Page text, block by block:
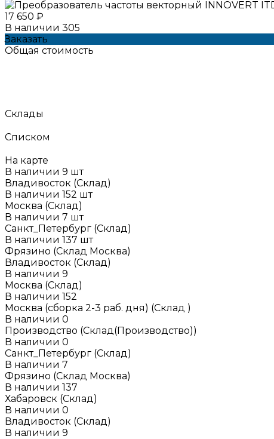
17 650 ₽
В наличии 305
Заказать
Общая стоимость
Склады
Списком
На карте
В наличии 9 шт
Владивосток (Склад)
В наличии 152 шт
Москва (Склад)
В наличии 7 шт
Санкт_Петербург (Склад)
В наличии 137 шт
Фрязино (Склад Москва)
Владивосток (Склад)
В наличии 9
Москва (Склад)
В наличии 152
Москва (сборка 2-3 раб. дня) (Склад )
В наличии 0
Производство (Склад(Производство))
В наличии 0
Санкт_Петербург (Склад)
В наличии 7
Фрязино (Склад Москва)
В наличии 137
Хабаровск (Склад)
В наличии 0
Владивосток (Склад)
В наличии 9